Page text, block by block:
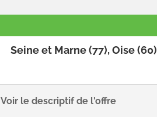
Seine et Marne (77), Oise (60)
Voir le descriptif de l'offre